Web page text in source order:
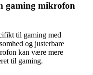
gaming mikrofon
til gaming med
og justerbare
kan være mere
til gaming.